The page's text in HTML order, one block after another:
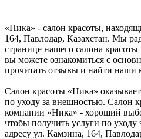
«Ника» - салон красоты,
164, Павлодар, Казахстан. Мы
странице нашего салона
вы можете ознакомиться с
прочитать отзывы и найти наши
Салон красоты «Ника»
по уходу за внешностью. Салон
компании «Ника» - хороший
чтобы получить услуги по
адресу ул. Камзина, 164,